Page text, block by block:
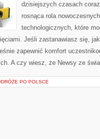
dzisiejszych czasach
rosnąca rola
technologicznych, które
Jeśli zastanawiasz się,
zapewnić komfort
A czy wiesz, że Newsy ze
PO POLSCE